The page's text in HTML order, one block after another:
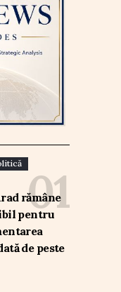
rămâne
pentru
de peste